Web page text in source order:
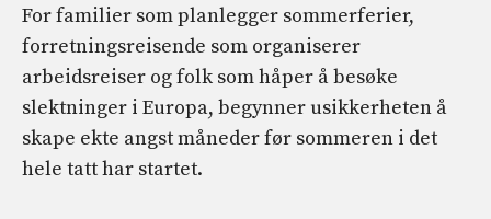
For familier som planlegger sommerferier,
forretningsreisende som organiserer
arbeidsreiser og folk som håper å besøke
slektninger i Europa, begynner usikkerheten å
skape ekte angst måneder før sommeren i det
hele tatt har startet.